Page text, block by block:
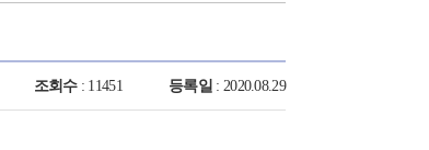
조회수 : 11451 등록일 : 2020.08.29